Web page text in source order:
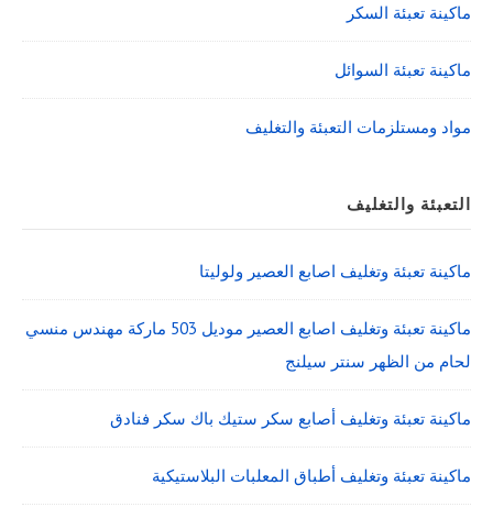
ماكينة تعبئة السكر
ماكينة تعبئة السوائل
مواد ومستلزمات التعبئة والتغليف
التعبئة والتغليف
ماكينة تعبئة وتغليف اصابع العصير ولوليتا
ماكينة تعبئة وتغليف اصابع العصير موديل 503 ماركة مهندس منسي
لحام من الظهر سنتر سيلنج
ماكينة تعبئة وتغليف أصابع سكر ستيك باك سكر فنادق
ماكينة تعبئة وتغليف أطباق المعلبات البلاستيكية